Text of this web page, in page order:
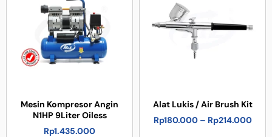
Mesin Kompresor Angin
N1HP 9Liter Oiless
Rp1.435.000
Alat Lukis / Air Brush Kit
Rp180.000 – Rp214.000